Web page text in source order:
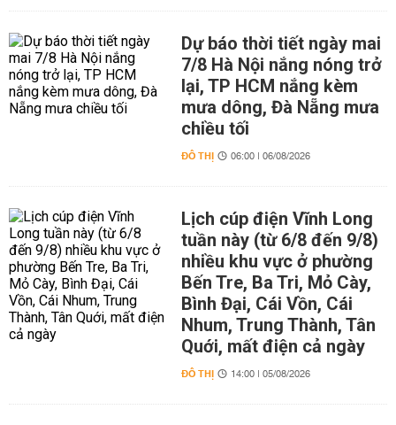
Dự báo thời tiết ngày mai
7/8 Hà Nội nắng nóng trở
lại, TP HCM nắng kèm
mưa dông, Đà Nẵng mưa
chiều tối
ĐÔ THỊ 06:00 | 06/08/2026
Lịch cúp điện Vĩnh Long
tuần này (từ 6/8 đến 9/8)
nhiều khu vực ở phường
Bến Tre, Ba Tri, Mỏ Cày,
Bình Đại, Cái Vồn, Cái
Nhum, Trung Thành, Tân
Quới, mất điện cả ngày
ĐÔ THỊ 14:00 | 05/08/2026